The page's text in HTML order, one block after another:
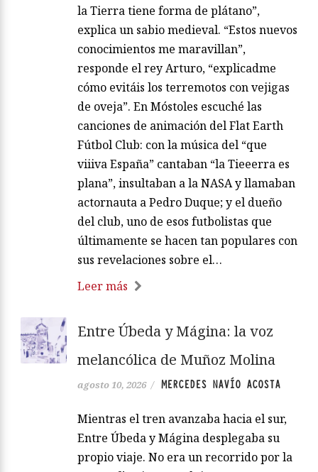
la Tierra tiene forma de plátano”,
explica un sabio medieval. “Estos nuevos
conocimientos me maravillan”,
responde el rey Arturo, “explicadme
cómo evitáis los terremotos con vejigas
de oveja”. En Móstoles escuché las
canciones de animación del Flat Earth
Fútbol Club: con la música del “que
viiiva España” cantaban “la Tieeerra es
plana”, insultaban a la NASA y llamaban
actornauta a Pedro Duque; y el dueño
del club, uno de esos futbolistas que
últimamente se hacen tan populares con
sus revelaciones sobre el…
Leer más
Entre Úbeda y Mágina: la voz
melancólica de Muñoz Molina
agosto 10, 2026 / MERCEDES NAVÍO ACOSTA
Mientras el tren avanzaba hacia el sur,
Entre Úbeda y Mágina desplegaba su
propio viaje. No era un recorrido por la